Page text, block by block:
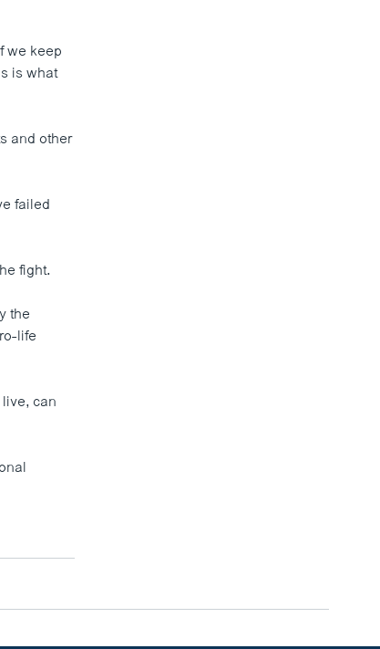
we keep
is what
and other
failed
fight.
the
life
can